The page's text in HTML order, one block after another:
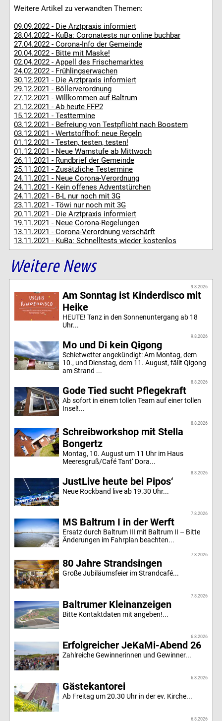
Weitere Artikel zu verwandten Themen:
09.09.2022 - Die Arztpraxis informiert
28.04.2022 - KuBa: Coronatests nur online buchbar
27.04.2022 - Corona-Info der Gemeinde
20.04.2022 - Bitte mit Maske!
02.04.2022 - Appell des Frischemarktes
24.02.2022 - Frühlingserwachen
30.12.2021 - Die Arztpraxis informiert
29.12.2021 - Böllerverordnung
27.12.2021 - Willkommen auf Baltrum
21.12.2021 - Ab heute FFP2
15.12.2021 - Testtermine
03.12.2021 - Befreiung von Testpflicht nach Boostern
03.12.2021 - Wertstoffhof: neue Regeln
01.12.2021 - Testen, testen, testen!
01.12.2021 - Neue Warnstufe ab Mittwoch
26.11.2021 - Rundbrief der Gemeinde
25.11.2021 - Zusätzliche Testermine
24.11.2021 - Neue Corona-Verordnung
24.11.2021 - Kein offenes Adventstürchen
24.11.2021 - B-L nur noch mit 3G
23.11.2021 - Töwi nur noch mit 3G
20.11.2021 - Die Arztpraxis informiert
19.11.2021 - Neue Corona-Regelungen
13.11.2021 - Corona-Verordnung verschärft
13.11.2021 - KuBa: Schnelltests wieder kostenlos
Weitere News
9.8.2026
Am Sonntag ist Kinderdisco mit
Heike
HEUTE! Tanz in den Sonnenuntergang ab 18
Uhr...
9.8.2026
Mo und Di kein Qigong
Schietwetter angekündigt: Am Montag, dem
10., und Dienstag, dem 11. August, fällt Qigong
am Strand ...
8.8.2026
Gode Tied sucht Pflegekraft
Ab sofort in einem tollen Team auf einer tollen
Insel!...
8.8.2026
Schreibworkshop mit Stella
Bongertz
Montag, 10. August um 11 Uhr im Haus
Meeresgruß/Café Tant‘ Dora...
8.8.2026
JustLive heute bei Pipos‘
Neue Rockband live ab 19.30 Uhr...
7.8.2026
MS Baltrum I in der Werft
Ersatz durch Baltrum III mit Baltrum II – Bitte
Änderungen im Fahrplan beachten...
7.8.2026
80 Jahre Strandsingen
Große Jubiläumsfeier im Strandcafé...
7.8.2026
Baltrumer Kleinanzeigen
Bitte Kontaktdaten mit angeben!...
6.8.2026
Erfolgreicher JeKaMi-Abend 26
Zahlreiche Gewinnerinnen und Gewinner...
6.8.2026
Gästekantorei
Ab Freitag um 20.30 Uhr in der ev. Kirche...
6.8.2026